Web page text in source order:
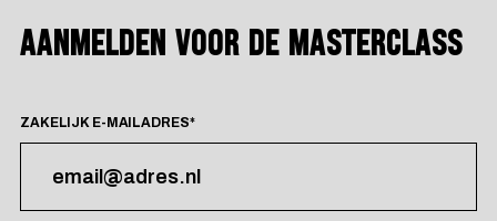
AANMELDEN VOOR DE MASTERCLASS
ZAKELIJK E-MAILADRES*